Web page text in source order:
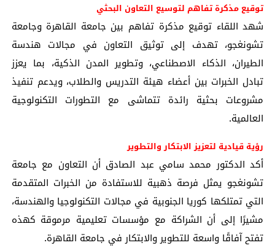
توقيع مذكرة تفاهم لتوسيع التعاون البحثي
شهد اللقاء توقيع مذكرة تفاهم بين جامعة القاهرة وجامعة
تشونغجو، تهدف إلى توثيق التعاون في مجالات هندسة
الطيران، الذكاء الاصطناعي، وتطوير المدن الذكية، بما يعزز
تبادل الخبرات بين أعضاء هيئة التدريس والطلاب، ويدعم تنفيذ
مشروعات بحثية رائدة تتماشى مع التطورات التكنولوجية
العالمية.
رؤية قيادية لتعزيز الابتكار والتطوير
أكد الدكتور محمد سامي عبد الصادق أن التعاون مع جامعة
تشونغجو يمثل فرصة ذهبية للاستفادة من الخبرات المتقدمة
التي تمتلكها كوريا الجنوبية في مجالات التكنولوجيا والهندسة،
مشيرًا إلى أن الشراكة مع مؤسسات تعليمية مرموقة كهذه
تفتح آفاقًا واسعة للتطوير والابتكار في جامعة القاهرة.